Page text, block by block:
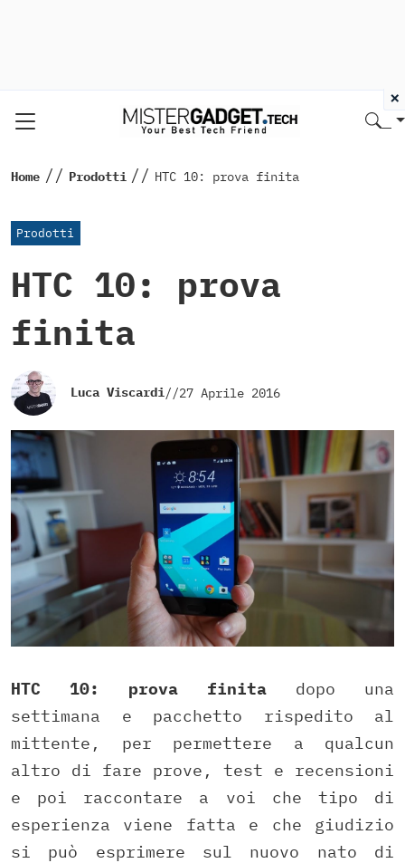
Home // Prodotti // HTC 10: prova finita
Prodotti
HTC 10: prova
finita
Luca Viscardi//27 Aprile 2016
HTC 10: prova finita dopo una
settimana e pacchetto rispedito al
mittente, per permettere a qualcun
altro di fare prove, test e recensioni
e poi raccontare a voi che tipo di
esperienza viene fatta e che giudizio
si può esprimere sul nuovo nato di
×